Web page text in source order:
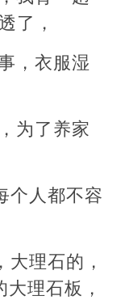
了，
，衣服湿
为了养家
个人都不容
理石的，
理石板，